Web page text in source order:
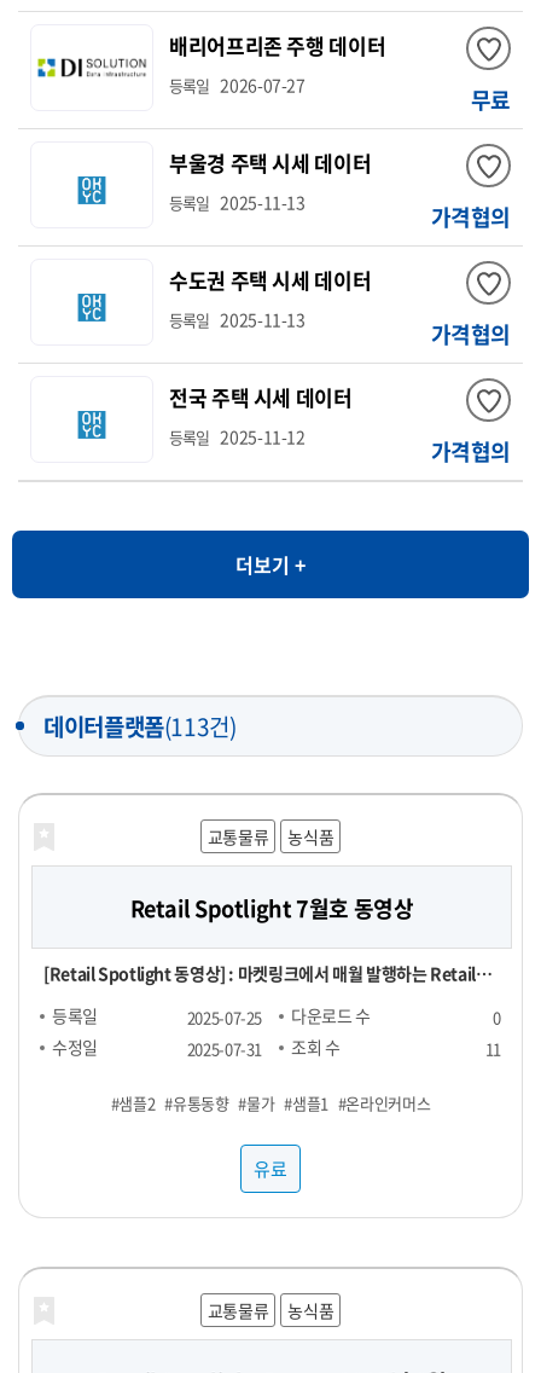
배리어프리존 주행 데이터
등록일 2026-07-27 무료
부울경 주택 시세 데이터
등록일 2025-11-13 가격협의
수도권 주택 시세 데이터
등록일 2025-11-13 가격협의
전국 주택 시세 데이터
등록일 2025-11-12 가격협의
더보기 +
데이터플랫폼(113건)
교통물류 농식품
Retail Spotlight 7월호 동영상
[Retail Spotlight 동영상] : 마켓링크에서 매월 발행하는 Retail
Spotlight 7월호 자료를 동영상으로 제작한 파일
등록일 2025-07-25 다운로드 수 0
수정일 2025-07-31 조회 수 11
#샘플2 #유통동향 #물가 #샘플1 #온라인커머스
유료
교통물류 농식품